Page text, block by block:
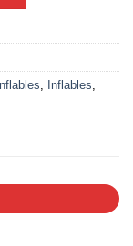
Inflables